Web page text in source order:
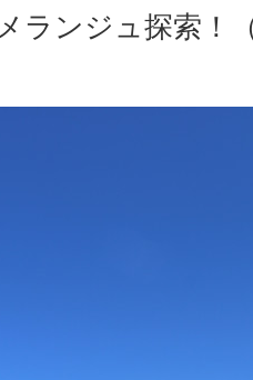
ランジュ探索！